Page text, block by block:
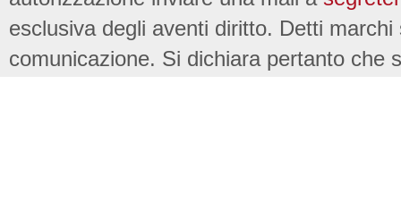
esclusiva degli aventi diritto. Detti
comunicazione. Si dichiara pertanto che